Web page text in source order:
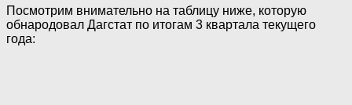
Посмотрим внимательно на таблицу ниже, которую
обнародовал Дагстат по итогам 3 квартала текущего
года: